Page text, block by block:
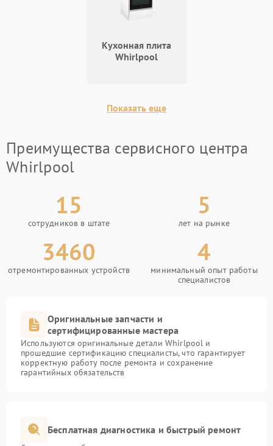
Кухонная плита
Whirlpool
Показать еще
Преимущества сервисного центра
Whirlpool
15
сотрудников в штате
5
лет на рынке
3460
отремонтированных устройств
4
минимальный опыт работы
специалистов
Оригинальные запчасти и
сертифицированные мастера
Используются оригинальные детали Whirlpool и
прошедшие сертификацию специалисты, что гарантирует
корректную работу после ремонта и сохранение
гарантийных обязательств
Бесплатная диагностика и быстрый ремонт